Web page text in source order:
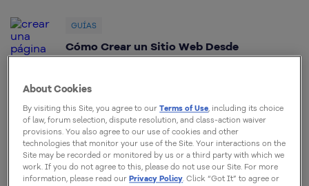
GUÍAS
Cómo Crear un Sitio Web Desde
Cero en 2025: Guía Paso a Paso
fundamental para ganar visibilidad? ¡Aprenda
cómo lanzar un sitio web puede impulsar tu
negocio!
Douglas Vieira
11 Marzo, 2025
About Cookies
By visiting this Site, you agree to ourTerms of Use, including its choice
of law, forum selection, dispute resolution, and class-action waiver
provisions. You also agree to our use of cookies and other
technologies that monitor your use of the Site. Your interactions on the
Site may be recorded or monitored by us or a third party with which we
work. If you do not agree to this, please do not use our Site. For more
information, please read ourPrivacy Policy. Click “Got It” to agree or